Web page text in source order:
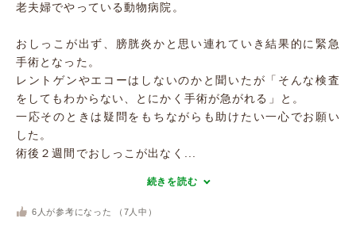
老夫婦でやっている動物病院。
おしっこが出ず、膀胱炎かと思い連れていき結果的に緊急
手術となった。
レントゲンやエコーはしないのかと聞いたが「そんな検査
をしてもわからない、とにかく手術が急がれる」と。
一応そのときは疑問をもちながらも助けたい一心でお願い
した。
術後２週間でおしっこが出なく...
続きを読む
6 人が参考になった （ 7 人中）